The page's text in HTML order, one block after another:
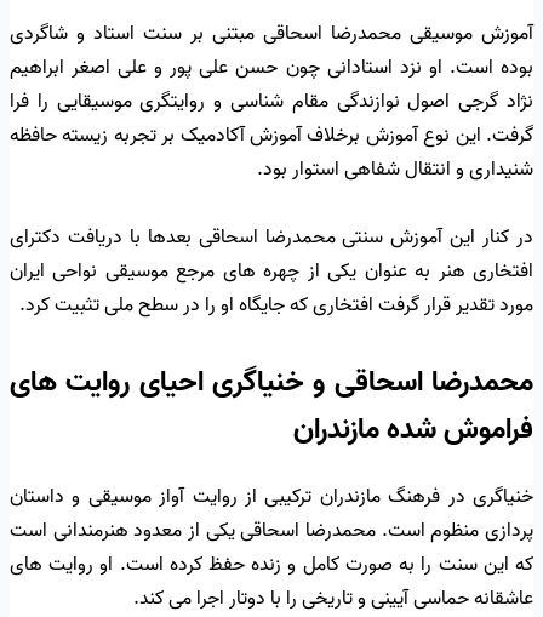
آموزش موسیقی محمدرضا اسحاقی مبتنی بر سنت استاد و شاگردی
بوده است. او نزد استادانی چون حسن علی پور و علی اصغر ابراهیم
نژاد گرجی اصول نوازندگی مقام شناسی و روایتگری موسیقایی را فرا
گرفت. این نوع آموزش برخلاف آموزش آکادمیک بر تجربه زیسته حافظه
شنیداری و انتقال شفاهی استوار بود.
در کنار این آموزش سنتی محمدرضا اسحاقی بعدها با دریافت دکترای
افتخاری هنر به عنوان یکی از چهره های مرجع موسیقی نواحی ایران
مورد تقدیر قرار گرفت افتخاری که جایگاه او را در سطح ملی تثبیت کرد.
محمدرضا اسحاقی و خنیاگری احیای روایت های
فراموش شده مازندران
خنیاگری در فرهنگ مازندران ترکیبی از روایت آواز موسیقی و داستان
پردازی منظوم است. محمدرضا اسحاقی یکی از معدود هنرمندانی است
که این سنت را به صورت کامل و زنده حفظ کرده است. او روایت های
عاشقانه حماسی آیینی و تاریخی را با دوتار اجرا می کند.